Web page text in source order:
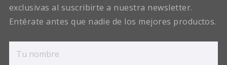
exclusivas al suscribirte a nuestra newsletter.
Entérate antes que nadie de los mejores productos.